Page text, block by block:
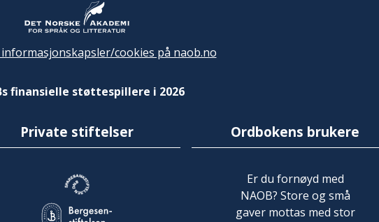
cookies på naob.no
finansielle støttespillere i 2026
Private stiftelser Ordbokens brukere
Er du fornøyd med
NAOB? Store og små
gaver mottas med stor